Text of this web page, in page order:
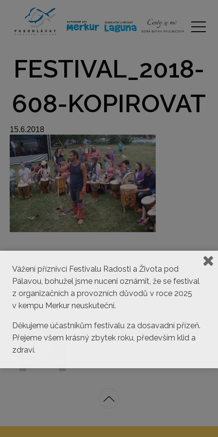
FESTIVAL_2018-
608-KOPIROVAT
15.6.2018
kemp@pasohlavky.cz
Vážení příznivci Festivalu Radosti a Života pod
Pálavou, bohužel jsme nuceni oznámit, že se festival
z organizačních a provozních důvodů v roce 2025
v kempu Merkur neuskuteční.
Děkujeme účastníkům festivalu za dosavadní přízeň.
Přejeme všem krásný zbytek roku, především klid a
zdraví.